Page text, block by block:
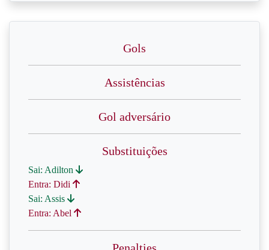
Gols
Assistências
Gol adversário
Substituições
Sai: Adilton
Entra: Didi
Sai: Assis
Entra: Abel